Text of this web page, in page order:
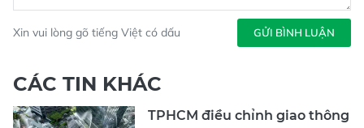
Xin vui lòng gõ tiếng Việt có dấu GỬI BÌNH LUẬN
CÁC TIN KHÁC
TPHCM điều chỉnh giao thông